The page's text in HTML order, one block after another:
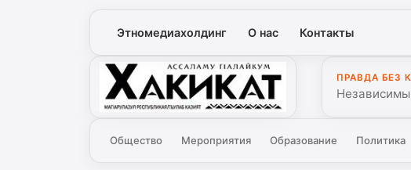
Этномедиахолдинг О нас Контакты
Хакикат
ПРАВДА БЕЗ
Общество Мероприятия Образование Политика